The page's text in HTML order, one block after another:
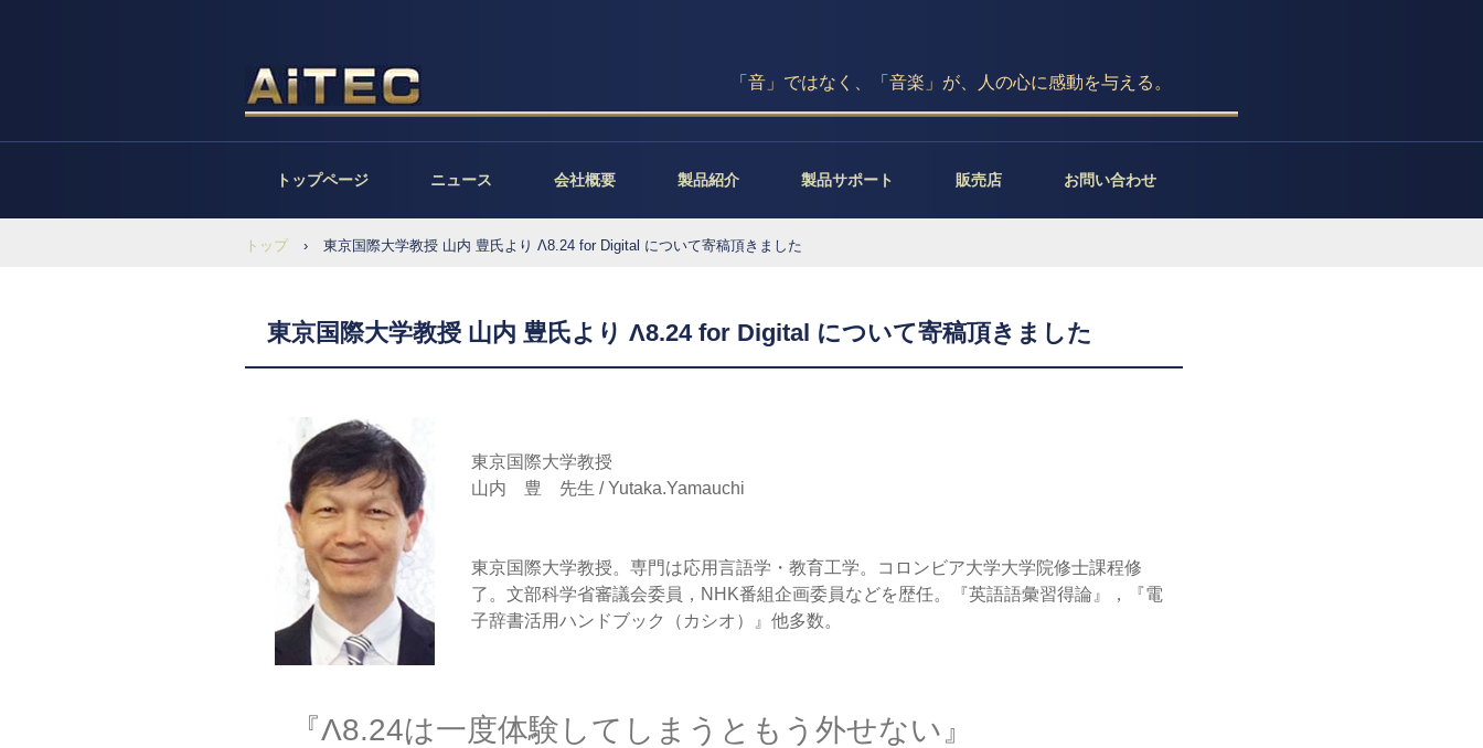
「音」ではなく、「音楽」が、人の心に感動を与える。
トップページ ニュース 会社概要 製品紹介 製品サポート 販売店 お問い合わせ
トップ › 東京国際大学教授 山内 豊氏より Λ8.24 for Digital について寄稿頂きました
東京国際大学教授 山内 豊氏より Λ8.24 for Digital について寄稿頂きました
東京国際大学教授
山内 豊 先生 / Yutaka.Yamauchi
東京国際大学教授。専門は応用言語学・教育工学。コロンビア大学大学院修士課程修
了。文部科学省審議会委員，NHK番組企画委員などを歴任。『英語語彙習得論』，『電
子辞書活用ハンドブック（カシオ）』他多数。
『Λ8.24は一度体験してしまうともう外せない』